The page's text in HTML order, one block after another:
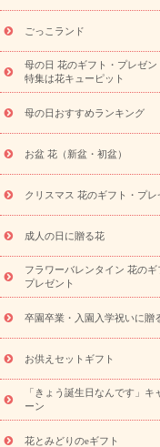
ら探す
お祝いの花特集
念日
結婚祝い 出産祝
寿祝い
プチギフト
供え・お悔やみ商品一覧
お供え プリザーブドフラ
盆・初盆）
その他
ビジネス用
ご自宅用
ドフラワー
スタイル
ンド花
お祝い お供
ディ胡蝶蘭・お祝い
ミ
観葉植物
観葉植物
お祝い
お供え・お悔や
プチギフト（hanamore -
キューピットのeGfit
ド
お花の種類
お祝い お祝い・
5000円～
お祝い・
悔やみ
円～
お供え・お悔やみ・
ごっこランド
母の日 花のギフト・プレゼン
特集は花キューピット
母の日おすすめランキング
お盆 花（新盆・初盆）
クリスマス 花のギフト・プレ
成人の日に贈る花
フラワーバレンタイン 花のギ
プレゼント
卒園卒業・入園入学祝いに贈
お供えセットギフト
「きょう誕生日なんです」キ
ーン
花とみどりのeギフト